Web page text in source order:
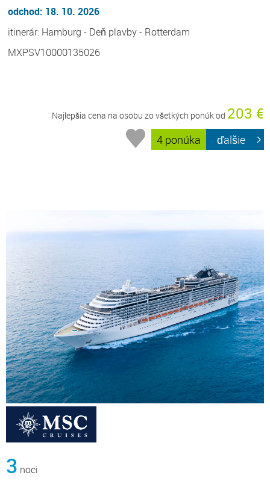
odchod: 18. 10. 2026
itinerár: Hamburg - Deň plavby - Rotterdam
MXPSV10000135026
Najlepšia cena na osobu zo všetkých ponúk od 203 €
4 ponúka ďalšie
3 noci